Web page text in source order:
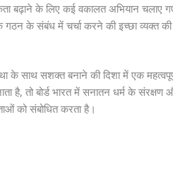
बढ़ाने के लिए कई वकालत अभियान चलाए
के संबंध में चर्चा करने की इच्छा व्यक्त
साथ सशक्त बनाने की दिशा में एक
है, तो बोर्ड भारत में सनातन धर्म के
को संबोधित करता है।